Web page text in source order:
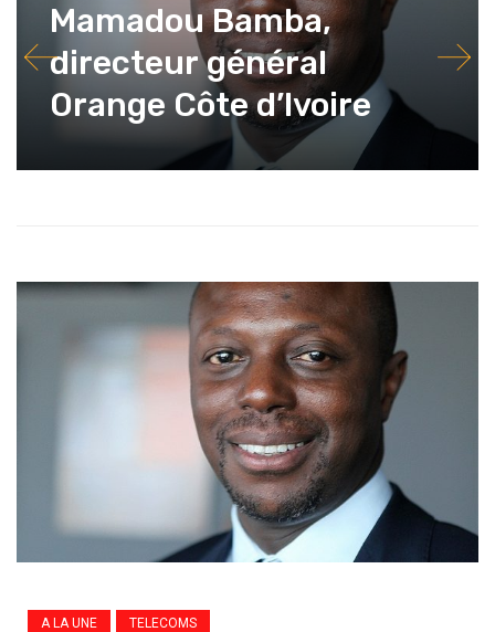
Mamadou Bamba,
directeur général
Orange Côte d’Ivoire
A LA UNE TELECOMS